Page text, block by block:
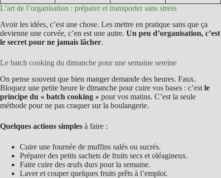
L’art de l’organisation : préparer et transporter sans stress
Avoir les idées, c’est une chose. Les mettre en pratique sans que ça
devienne une corvée, c’en est une autre. Un peu d’organisation, c’est
le secret pour ne jamais lâcher.
Le batch cooking du dimanche pour une semaine sereine
On pense souvent que bien manger demande des heures. Faux.
Bloquez une petite heure le dimanche pour cuire vos bases : c’est le
principe du « batch cooking » pour vos matins. C’est la seule
méthode pour ne pas craquer sur la boulangerie.
Quelques actions simples à faire :
Cuire une fournée de muffins salés ou sucrés.
Préparer des petits sachets de fruits secs et oléagineux.
Faire cuire des œufs durs pour la semaine.
Laver et couper quelques fruits prêts à l’emploi.